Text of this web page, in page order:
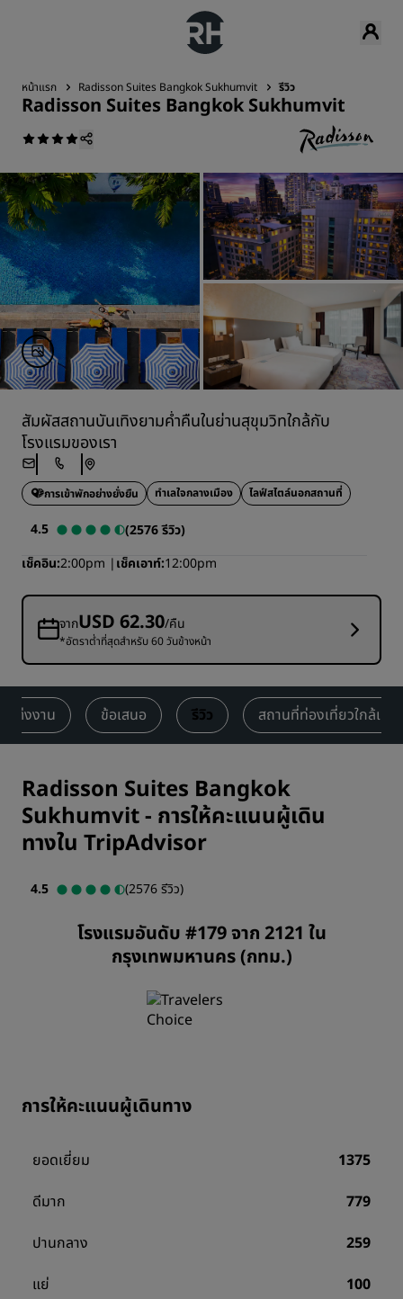
หน้าแรก Radisson Suites Bangkok Sukhumvit รีวิว
Radisson Suites Bangkok Sukhumvit
สัมผัสสถานบันเทิงยามค่ำคืนในย่านสุขุมวิทใกล้กับ
โรงแรมของเรา
การเข้าพักอย่างยั่งยืน ทำเลใจกลางเมือง ไลฟ์สไตล์นอกสถานที่
4.5
(2576 รีวิว)
เช็คอิน 2:00pm เช็คเอาท์ 12:00pm
จากUSD 62.30/คืน
*อัตราต่ำที่สุดสำหรับ 60 วันข้างหน้า
แต่งงาน ข้อเสนอ รีวิว สถานที่ท่องเที่ยวใกล้เคีย
Radisson Suites Bangkok
Sukhumvit- การให้คะแนนผู้เดิน
ทางใน TripAdvisor
4.5 (2576 รีวิว)
โรงแรมอันดับ #179 จาก 2121 ใน
กรุงเทพมหานคร (กทม.)
การให้คะแนนผู้เดินทาง
ยอดเยี่ยม
1375
ดีมาก
779
ปานกลาง
259
แย่
100